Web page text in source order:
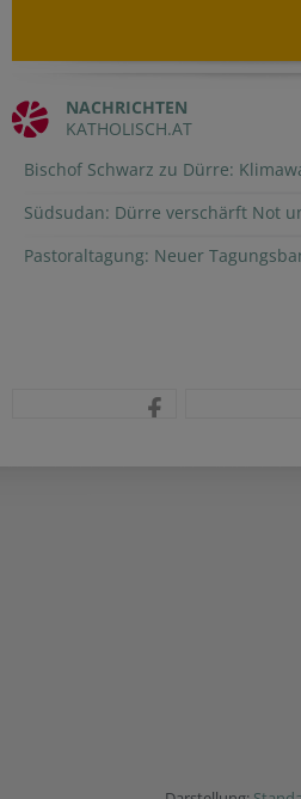
NACHRICHTEN
KATHOLISCH.AT
Bischof Schwarz zu Dürre:
Südsudan: Dürre verschärft Not
Pastoraltagung: Neuer